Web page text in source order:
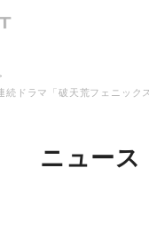
ドラマ「破天荒フェニック
ニュース